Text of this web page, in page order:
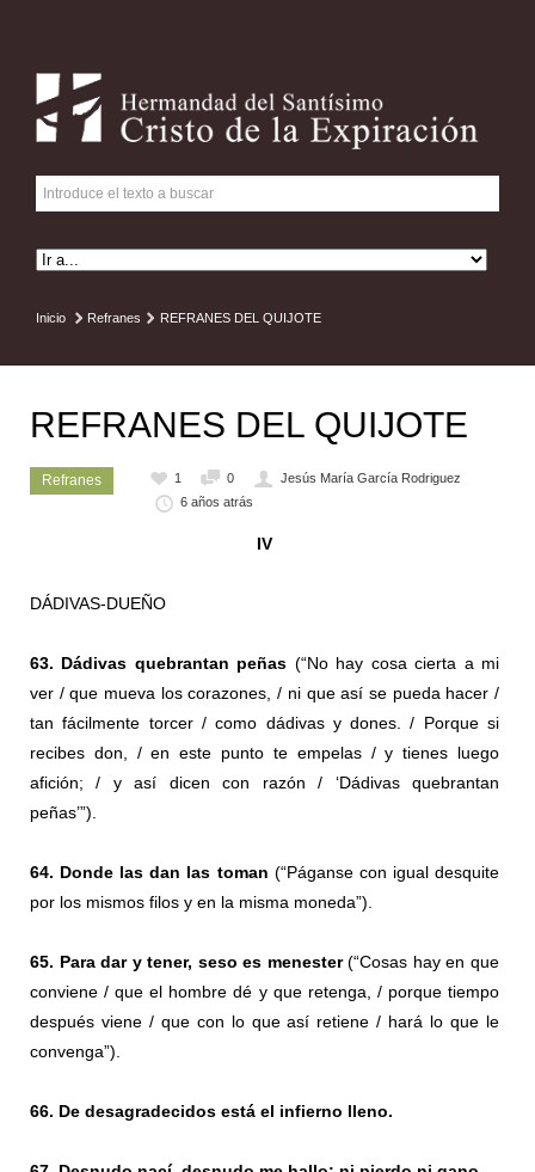
Inicio Refranes REFRANES DEL QUIJOTE
REFRANES DEL QUIJOTE
Refranes 1 0
Jesús María García Rodriguez
6 años atrás
IV
DÁDIVAS-DUEÑO
63. Dádivas quebrantan peñas (“No hay cosa cierta a mi
ver / que mueva los corazones, / ni que así se pueda hacer /
tan fácilmente torcer / como dádivas y dones. / Porque si
recibes don, / en este punto te empelas / y tienes luego
afición; / y así dicen con razón / ‘Dádivas quebrantan
peñas’”).
64. Donde las dan las toman (“Páganse con igual desquite
por los mismos filos y en la misma moneda”).
65. Para dar y tener, seso es menester(“Cosas hay en que
conviene / que el hombre dé y que retenga, / porque tiempo
después viene / que con lo que así retiene / hará lo que le
convenga”).
66. De desagradecidos está el infierno lleno.